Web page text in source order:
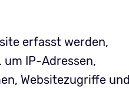
erfasst werden,
um IP-Adressen,
Websitezugriffe und